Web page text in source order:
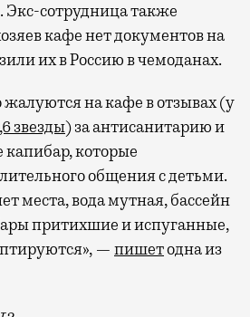
местом, где можно
поработать или просто
и садятся
нет недостатка
их обычно
зонах воздушных
вокзалах — тоже.
Ленинградском,
Попасть в бизнес-залы
доступно более
Экс-сотрудница также
кафе нет документов на
их в Россию в чемоданах.
жалуются на кафе в отзывах (у
звезды) за антисанитарию и
которые
общения с детьми.
места, вода мутная, бассейн
притихшие и испуганные,
— пишетодна из